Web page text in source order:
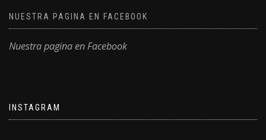
NUESTRA PAGINA EN FACEBOOK
Nuestra pagina en Facebook
INSTAGRAM